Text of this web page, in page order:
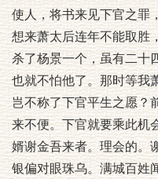
使人，将书来见下官之罪
想来萧太后连年不能取胜
杀了杨景一个，虽有二十
也就不怕他了。那时等我
岂不称了下官平生之愿？
来不便。下官就要乘此机
婿谢金吾来者。理会的。
银偏对眼珠乌。满城百姓